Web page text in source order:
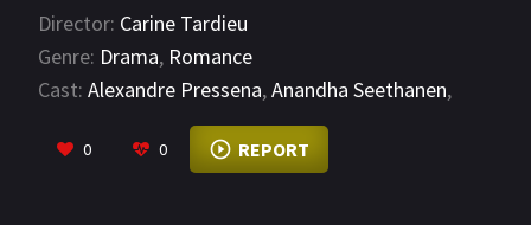
2002
Director: Carine Tardieu
Genre: Drama, Romance
Cast: Alexandre Pressena,Anandha Seethanen,
VIEW MORE
0 0 REPORT